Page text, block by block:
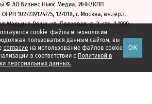
cookie-файлы и технологии
пользоваться данным сайтом, вы
согласие на использование файлов cookie
в соответствии с Политикой в
персональных данных.
ОК
© АО Бизнес Ньюс Медиа, ИНН/КПП
ОГРН 1027739124775, 127018, г. Москва, вн.тер.г.
Марьина Роща, ул. Полковая, д. 3, стр. 1 1999—